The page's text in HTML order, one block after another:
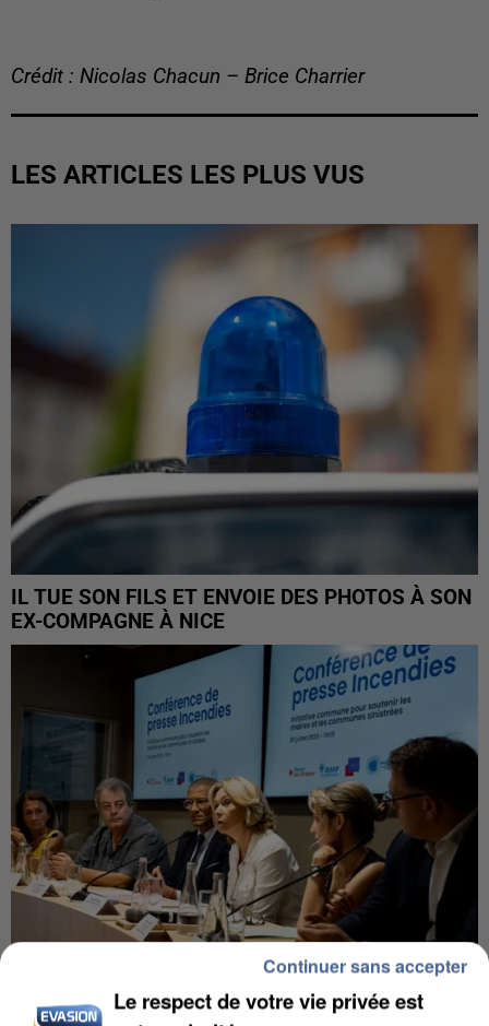
Crédit : Nicolas Chacun – Brice Charrier
LES ARTICLES LES PLUS VUS
IL TUE SON FILS ET ENVOIE DES PHOTOS À SON
EX-COMPAGNE À NICE
INCENDIES : L’ÎLE-DE-FRANCE LANCE UN ÉLAN
Le respect de votre vie privée est
Continuer sans accepter